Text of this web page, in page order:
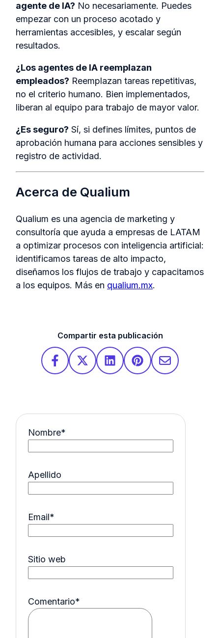
agente de IA? No necesariamente. Puedes
empezar con un proceso acotado y
herramientas accesibles, y escalar según
resultados.
¿Los agentes de IA reemplazan
empleados? Reemplazan tareas repetitivas,
no el criterio humano. Bien implementados,
liberan al equipo para trabajo de mayor valor.
¿Es seguro? Sí, si defines límites, puntos de
aprobación humana para acciones sensibles y
registro de actividad.
Acerca de Qualium
Qualium es una agencia de marketing y
consultoría que ayuda a empresas de LATAM
a optimizar procesos con inteligencia artificial:
identificamos tareas de alto impacto,
diseñamos los flujos de trabajo y capacitamos
a los equipos. Más en qualium.mx.
Compartir esta publicación
Nombre*
Apellido
Email*
Sitio web
Comentario*